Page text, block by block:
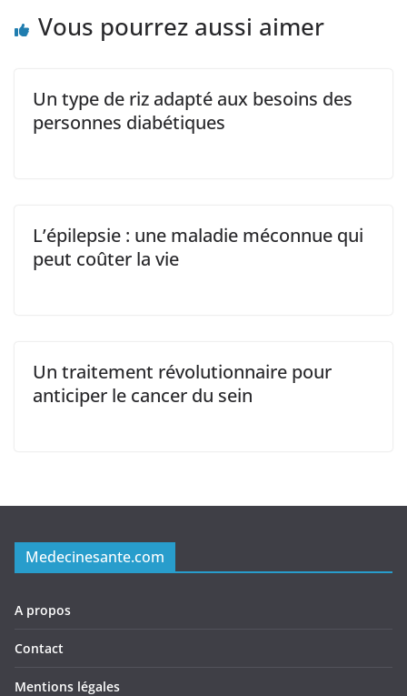
Vous pourrez aussi aimer
Un type de riz adapté aux besoins des
personnes diabétiques
L’épilepsie : une maladie méconnue qui
peut coûter la vie
Un traitement révolutionnaire pour
anticiper le cancer du sein
Medecinesante.com
A propos
Contact
Mentions légales